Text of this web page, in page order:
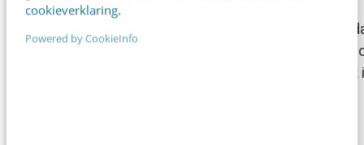
cookieverklaring.
Powered by CookieInfo
Hotspots? Hot news!
[[image:bloggersbox.jpg::right:1]]-- BloggersBox:
gelezen in Frankwatching's e-mailbox -- Hotspots…
tegenwoordig! Vandaag lazen we via een persbericht